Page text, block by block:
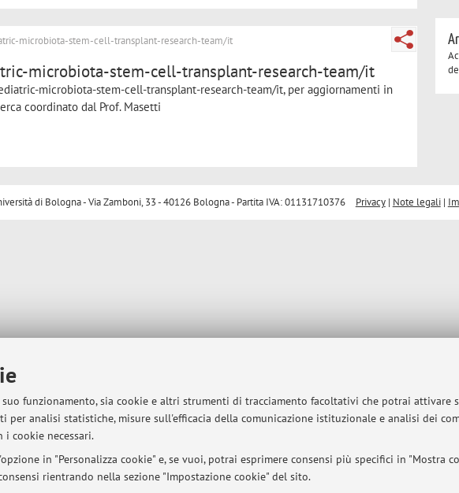
funzionamento, sia cookie e altri strumenti di tracciamento facoltativi che potrai attivare
analisi statistiche, misure sull'efficacia della comunicazione istituzionale e analisi dei
cookie necessari.
in "Personalizza cookie" e, se vuoi, potrai esprimere consensi più specifici in "Mostra
rientrando nella sezione "Impostazione cookie" del sito.
microbiota-stem-cell-transplant-research-team/it
microbiota-stem-cell-transplant-research-team/it
microbiota-stem-cell-transplant-research-team/it, per aggiornamenti in
coordinato dal Prof. Masetti
di Bologna - Via Zamboni, 33 - 40126 Bologna - Partita IVA: 01131710376 Privacy| Note legali|